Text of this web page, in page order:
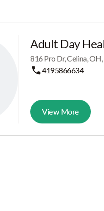
Adult Day
816 Pro Dr, Celina,
4195866634
View More